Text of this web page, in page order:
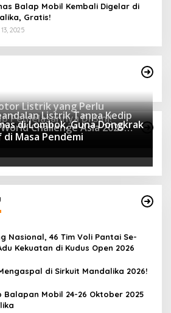
Balap Mobil Kembali Digelar di
Gratis!
2025
Listrik yang Perlu
Penjelasannya Di Sini!
Listrik Tanpa Kedip
Challenge Asia 2025
di Lombok, Guna Dongkrak
Masa Pendemi
Nasional, 46 Tim Voli Pantai Se-
Kekuatan di Kudus Open 2026
di Sirkuit Mandalika 2026!
Balapan Mobil 24-26 Oktober 2025